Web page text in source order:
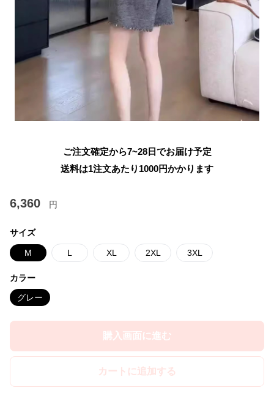
ご注文確定から7~28日でお届け予定
送料は1注文あたり 1000円かかります
6,360 円
サイズ
M L XL 2XL 3XL
カラー
グレー
購入画面に進む
カートに追加する